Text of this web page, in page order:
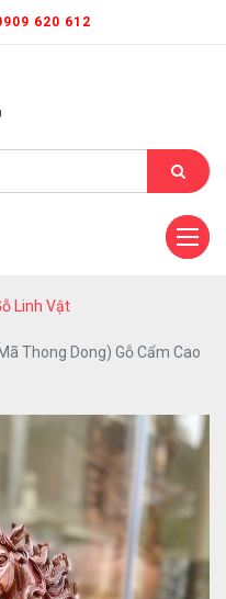
620 612
Linh Vật
Thong Dong) Gỗ Cẩm Cao